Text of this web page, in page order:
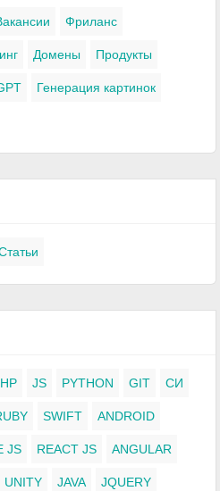
Фриланс
Домены Продукты
Генерация картинок
JS PYTHON GIT СИ
SWIFT ANDROID
JS REACT JS ANGULAR
UNITY JAVA JQUERY